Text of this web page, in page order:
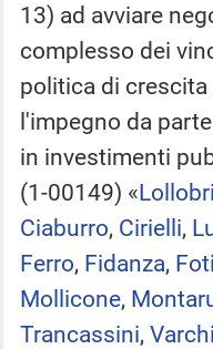
13) ad avviare
complesso dei
politica di
l'impegno da
in investimenti
(1-00149) «
Ciaburro, Cirielli,
Ferro, Fidanza,
Mollicone,
Trancassini,